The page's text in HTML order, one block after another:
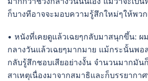
ก็บางทีอาจจะมอบความรู้สึกใหม่ๆให้พวก
• หนังที่เคยดูแล้วเฉยๆกลับมาสนุกขึ้น: ผ
กลางวันแล้วเฉยๆมากมาย แม้กระนั้นพอ
กลับรู้สึกชอบเสียอย่างงั้น จำนวนมากมัน
สาเหตุเนื่องมาจากสมาธิและก็บรรยากา